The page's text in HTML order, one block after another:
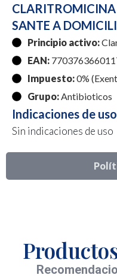
SANTE A
Principio activo:
EAN:
Impuesto:0%
Grupo:Antibioticos
Indicaciones de uso
Sin indicaciones de uso